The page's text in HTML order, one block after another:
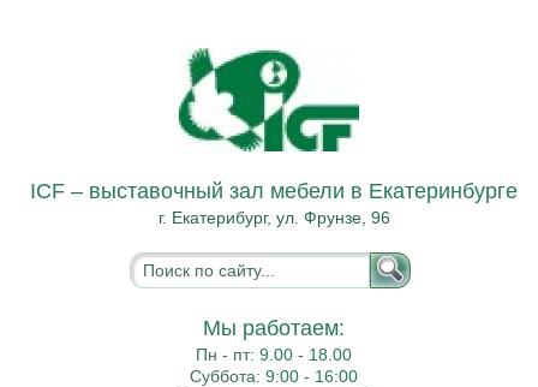
ICF – выставочный зал мебели в Екатеринбурге
г. Екатерибург, ул. Фрунзе, 96
Мы работаем:
Пн - пт:9.00 - 18.00
Суббота:9:00 - 16:00